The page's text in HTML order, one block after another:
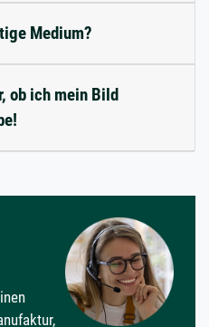
Medium?
ob ich mein Bild